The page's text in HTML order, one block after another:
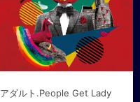
アダルト.People Get Lady